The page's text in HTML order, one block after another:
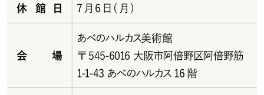
休館日 7月6日(月)
会場
あべのハルカス美術館
〒545-6016 大阪市阿倍野区阿倍野筋
1-1-43 あべのハルカス 16 階